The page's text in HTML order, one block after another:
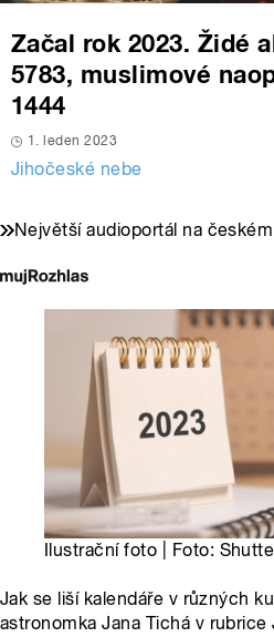
Začal rok 2023. Židé
5783, muslimové
1444
1. leden 2023
Jihočeské nebe
Největší audioportál na
Ilustrační foto | Foto:
Jak se liší kalendáře v různých
astronomka Jana Tichá v